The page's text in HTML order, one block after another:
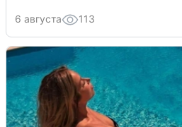
6 августа 113